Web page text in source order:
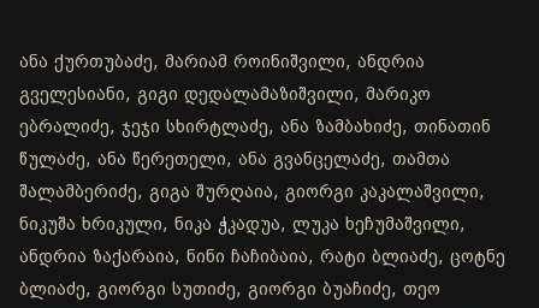
ანა ქურთუბაძე, მარიამ როინიშვილი, ანდრია
გველესიანი, გიგი დედალამაზიშვილი, მარიკო
ებრალიძე, ჯეჯი სხირტლაძე, ანა ზამბახიძე, თინათინ
წულაძე, ანა წერეთელი, ანა გვანცელაძე, თამთა
შალამბერიძე, გიგა შურღაია, გიორგი კაკალაშვილი,
ნიკუშა ხრიკული, ნიკა ჭკადუა, ლუკა ხეჩუმაშვილი,
ანდრია ზაქარაია, ნინი ჩაჩიბაია, რატი ბლიაძე, ცოტნე
ბლიაძე, გიორგი სუთიძე, გიორგი ბუაჩიძე, თეო